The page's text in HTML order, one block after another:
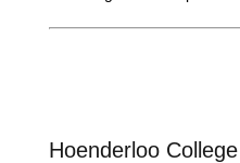
Hoenderloo